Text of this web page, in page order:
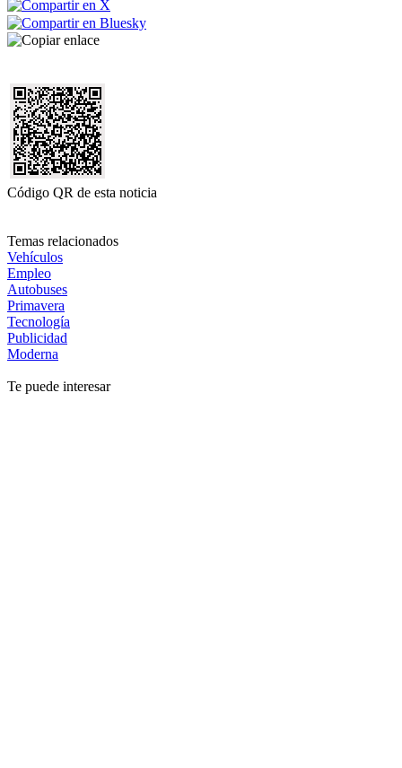
Código QR de esta noticia
Temas relacionados
Vehículos
Empleo
Autobuses
Primavera
Tecnología
Publicidad
Moderna
Te puede interesar